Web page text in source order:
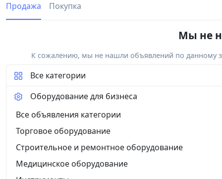
Продажа Покупка
Мы не
К сожалению, мы не нашли объявлений по данному
Все категории
Оборудование для бизнеса
Все объявления категории
Торговое оборудование
Строительное и ремонтное оборудование
Медицинское оборудование